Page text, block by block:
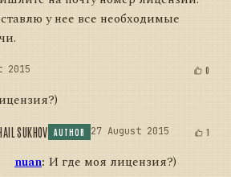
у нее все необходимые
2015 0
SUKHOV AUTHOR 27 August 2015 1
nuan: И где моя лицензия?)